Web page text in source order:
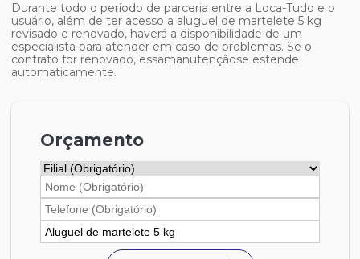
Durante todo o período de parceria entre a Loca-Tudo e o
usuário, além de ter acesso a aluguel de martelete 5 kg
revisado e renovado, haverá a disponibilidade de um
especialista para atender em caso de problemas. Se o
contrato for renovado, essamanutençãose estende
automaticamente.
Orçamento